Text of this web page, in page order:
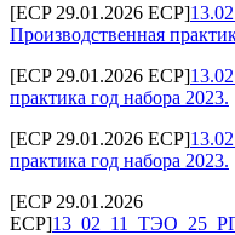
[ECP 29.01.2026 ECP]
Производственная
[ECP 29.01.2026 ECP]
практика год набора 2023.
[ECP 29.01.2026 ECP]
практика год набора 2023.
[ECP 29.01.2026
ECP]